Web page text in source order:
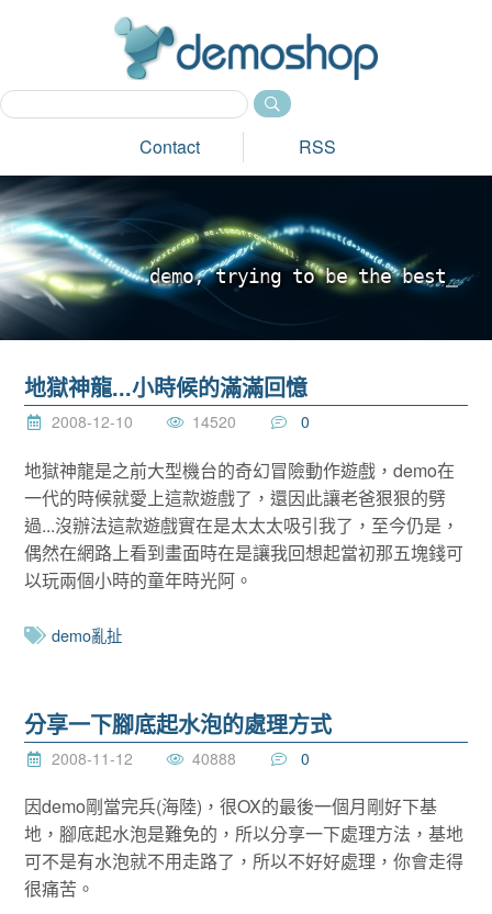
Contact RSS
demo, trying to be the best_
地獄神龍...小時候的滿滿回憶
2008-12-10 14520 0
地獄神龍是之前大型機台的奇幻冒險動作遊戲，demo在
一代的時候就愛上這款遊戲了，還因此讓老爸狠狠的劈
過...沒辦法這款遊戲實在是太太太吸引我了，至今仍是，
偶然在網路上看到畫面時在是讓我回想起當初那五塊錢可
以玩兩個小時的童年時光阿。
demo亂扯
分享一下腳底起水泡的處理方式
2008-11-12 40888 0
因demo剛當完兵(海陸)，很OX的最後一個月剛好下基
地，腳底起水泡是難免的，所以分享一下處理方法，基地
可不是有水泡就不用走路了，所以不好好處理，你會走得
很痛苦。